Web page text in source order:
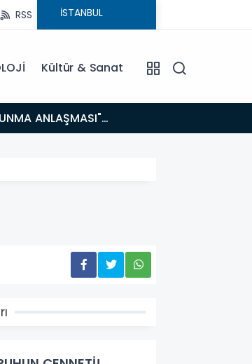
RSS
Kültür & Sanat
Uyanacağız"